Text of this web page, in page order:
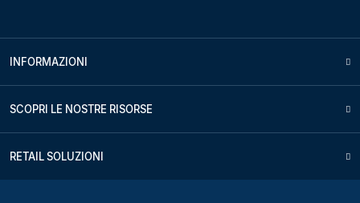
INFORMAZIONI
SCOPRI LE NOSTRE RISORSE
RETAIL SOLUZIONI